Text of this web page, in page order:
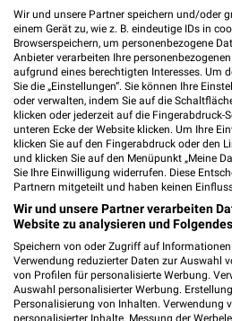
Gültig von 17. Aug. bis 22. Aug.
📅 Kalendereintrag erstellen
PROSPEKT
WEIN HANDY & SMARTPHONE
Wir und unsere Partner speichern und/oder
einem Gerät zu, wie z. B. eindeutige IDs in
Browserspeichern, um personenbezogene
Anbieter verarbeiten Ihre
aufgrund eines berechtigten Interesses. Um
Sie die „Einstellungen“. Sie können Ihre
oder verwalten, indem Sie auf die
klicken oder jederzeit auf die Fingerabdruck-
unteren Ecke der Website klicken. Um Ihre
klicken Sie auf den Fingerabdruck oder den
und klicken Sie auf den Menüpunkt „Meine
Sie Ihre Einwilligung widerrufen. Diese
Partnern mitgeteilt und haben keinen
Wir und unsere Partner verarbeiten
Website zu analysieren und
Speichern von oder Zugriff auf
Verwendung reduzierter Daten zur Auswahl
von Profilen für personalisierte Werbung.
Auswahl personalisierter Werbung.
Personalisierung von Inhalten. Verwendung
personalisierter Inhalte. Messung der